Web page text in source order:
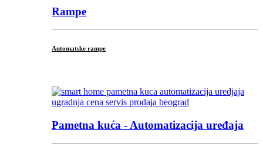
Rampe
Automatske rampe
Pametna kuća - Automatizacija uređaja